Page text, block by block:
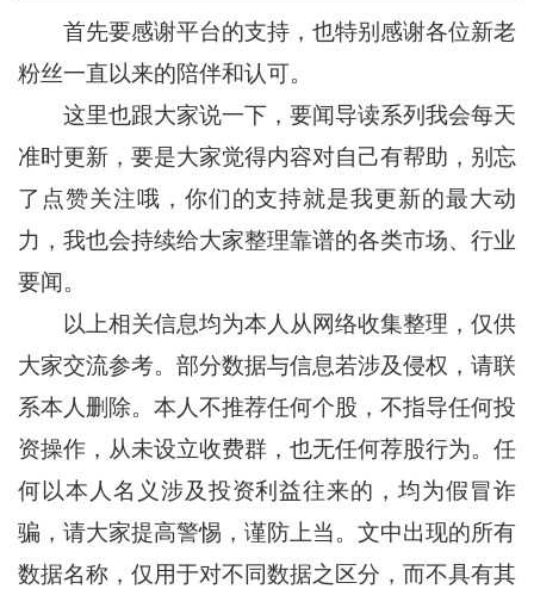
首先要感谢平台的支持，也特别感谢各位新老
粉丝一直以来的陪伴和认可。
这里也跟大家说一下，要闻导读系列我会每天
准时更新，要是大家觉得内容对自己有帮助，别忘
了点赞关注哦，你们的支持就是我更新的最大动
力，我也会持续给大家整理靠谱的各类市场、行业
要闻。
以上相关信息均为本人从网络收集整理，仅供
大家交流参考。部分数据与信息若涉及侵权，请联
系本人删除。本人不推荐任何个股，不指导任何投
资操作，从未设立收费群，也无任何荐股行为。任
何以本人名义涉及投资利益往来的，均为假冒诈
骗，请大家提高警惕，谨防上当。文中出现的所有
数据名称，仅用于对不同数据之区分，而不具有其